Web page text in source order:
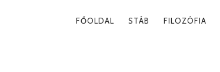
PRIMARY
FŐOLDAL STÁB FILOZÓFIA